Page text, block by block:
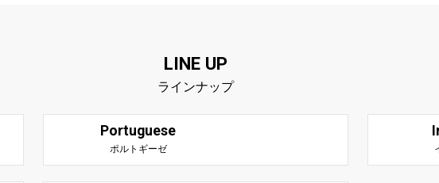
LINE UP
ラインナップ
Portuguese
ポルトギーゼ